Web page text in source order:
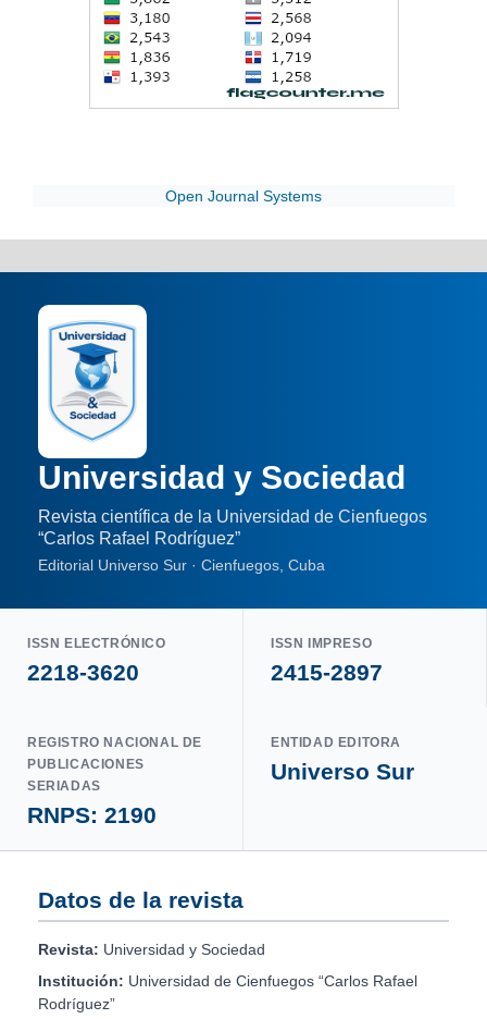
Open Journal Systems
Universidad y Sociedad
Revista científica de la Universidad de Cienfuegos
“Carlos Rafael Rodríguez”
Editorial Universo Sur · Cienfuegos, Cuba
ISSN ELECTRÓNICO
2218-3620
ISSN IMPRESO
2415-2897
REGISTRO NACIONAL DE
PUBLICACIONES
SERIADAS
RNPS: 2190
ENTIDAD EDITORA
Universo Sur
Datos de la revista
Revista: Universidad y Sociedad
Institución: Universidad de Cienfuegos “Carlos Rafael
Rodríguez”